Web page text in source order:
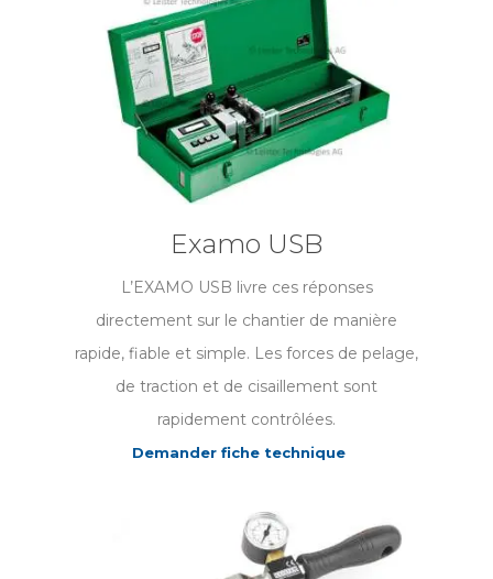
Examo USB
L’EXAMO USB livre ces réponses
directement sur le chantier de manière
rapide, fiable et simple. Les forces de pelage,
de traction et de cisaillement sont
rapidement contrôlées.
Demander fiche technique